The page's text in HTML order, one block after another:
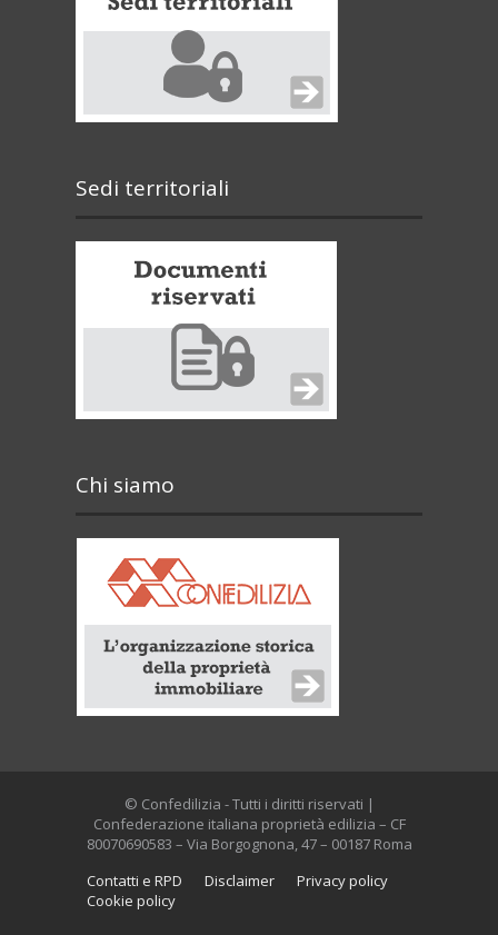
Sedi territoriali
Chi siamo
© Confedilizia - Tutti i diritti riservati |
Confederazione italiana proprietà edilizia – CF
80070690583 – Via Borgognona, 47 – 00187 Roma
Contatti e RPD
Disclaimer
Privacy policy
Cookie policy